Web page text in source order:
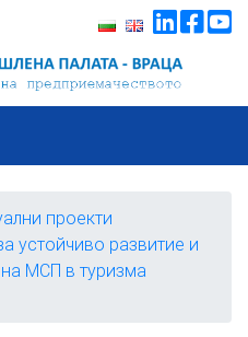
проекти
устойчиво развитие и
МСП в туризма